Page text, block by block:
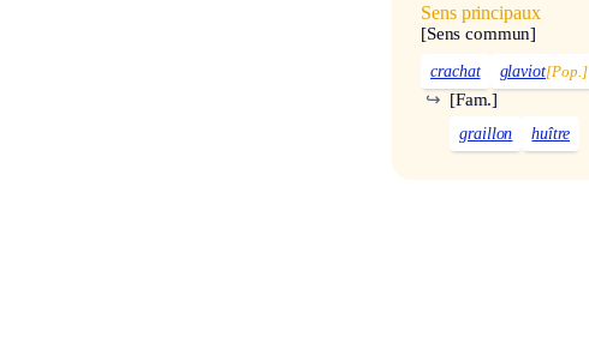
Sens principaux
[Sens commun]
crachat glaviot[Pop.]
[Fam.]
↪
graillon huître